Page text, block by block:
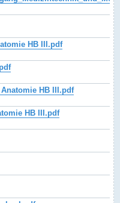
HB III.pdf
HB III.pdf
HB III.pdf